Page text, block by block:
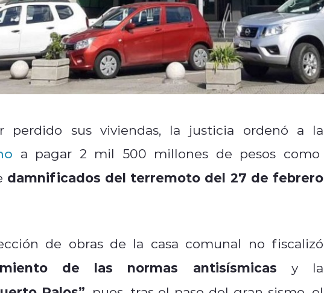
perdido sus viviendas, la justicia ordenó a la
a pagar 2 mil 500 millones de pesos como
damnificados del terremoto del 27 de febrero
de obras de la casa comunal no fiscalizó
de las normas antisísmicas y la